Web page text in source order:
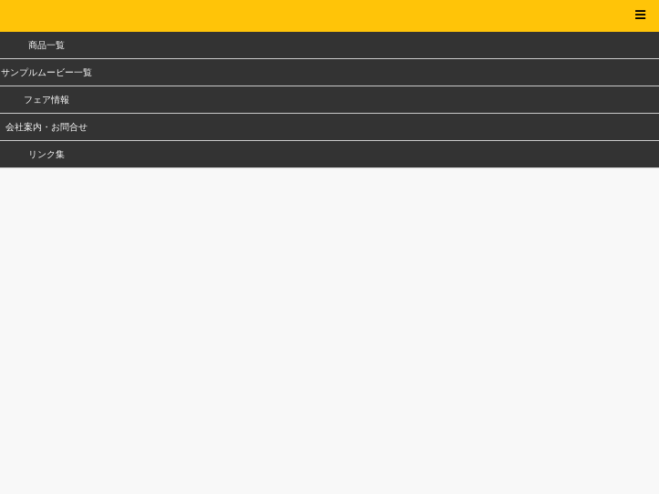
商品一覧
サンプルムービー一覧
フェア情報
会社案内・お問合せ
リンク集